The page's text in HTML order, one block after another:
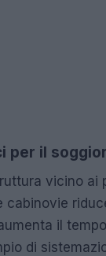
per il
vicino ai
cabinovie
il
di